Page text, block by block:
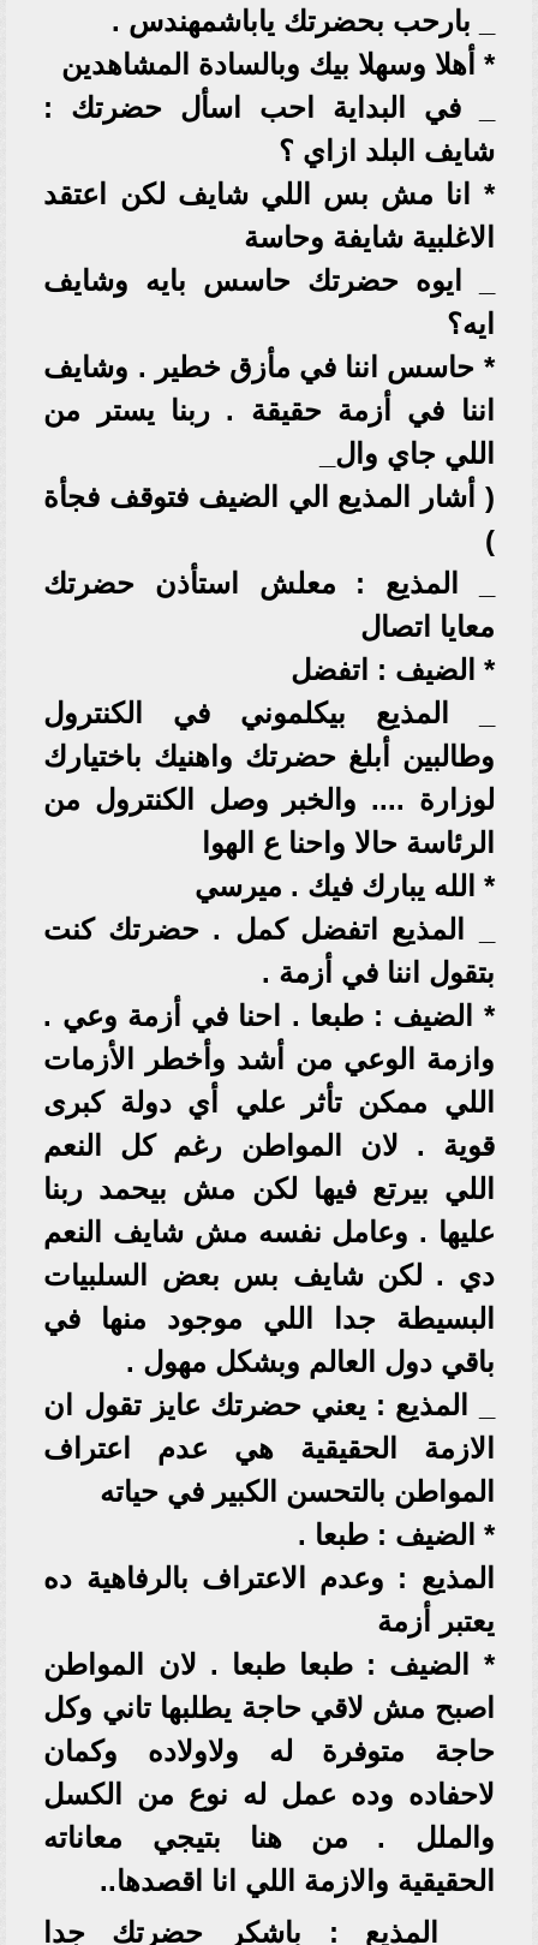
_ بارحب بحضرتك ياباشمهندس .
* أهلا وسهلا بيك وبالسادة المشاهدين
_ في البداية احب اسأل حضرتك :
شايف البلد ازاي ؟
* انا مش بس اللي شايف لكن اعتقد
الاغلبية شايفة وحاسة
_ ايوه حضرتك حاسس بايه وشايف
ايه؟
* حاسس اننا في مأزق خطير . وشايف
اننا في أزمة حقيقة . ربنا يستر من
اللي جاي وال_
( أشار المذيع الي الضيف فتوقف فجأة
)
_ المذيع : معلش استأذن حضرتك
معايا اتصال
* الضيف : اتفضل
_ المذيع بيكلموني في الكنترول
وطالبين أبلغ حضرتك واهنيك باختيارك
لوزارة .... والخبر وصل الكنترول من
الرئاسة حالا واحنا ع الهوا
* الله يبارك فيك . ميرسي
_ المذيع اتفضل كمل . حضرتك كنت
بتقول اننا في أزمة .
* الضيف : طبعا . احنا في أزمة وعي .
وازمة الوعي من أشد وأخطر الأزمات
اللي ممكن تأثر علي أي دولة كبرى
قوية . لان المواطن رغم كل النعم
اللي بيرتع فيها لكن مش بيحمد ربنا
عليها . وعامل نفسه مش شايف النعم
دي . لكن شايف بس بعض السلبيات
البسيطة جدا اللي موجود منها في
باقي دول العالم وبشكل مهول .
_ المذيع : يعني حضرتك عايز تقول ان
الازمة الحقيقية هي عدم اعتراف
المواطن بالتحسن الكبير في حياته
* الضيف : طبعا .
المذيع : وعدم الاعتراف بالرفاهية ده
يعتبر أزمة
* الضيف : طبعا طبعا . لان المواطن
اصبح مش لاقي حاجة يطلبها تاني وكل
حاجة متوفرة له ولاولاده وكمان
لاحفاده وده عمل له نوع من الكسل
والملل . من هنا بتيجي معاناته
الحقيقية والازمة اللي انا اقصدها..
_ المذيع : باشكر حضرتك جدا